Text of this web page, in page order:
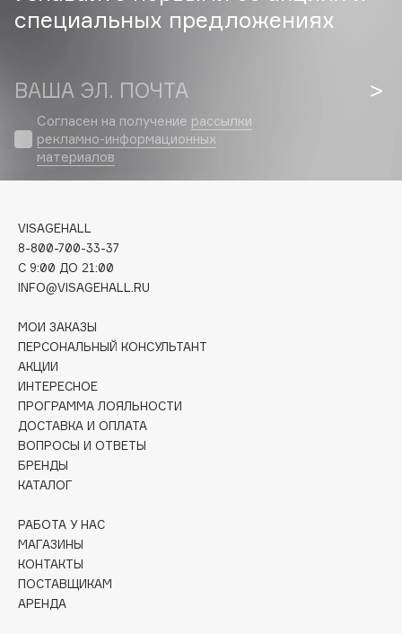
Cadence
Carbon Theory
Carolina Herrera
Catrice
Celimax
Chupa Chups
Clarins
Clinique
Clive Christian
Club De Nuit
Collagenina
Consly
Corimo
CosRX
Cunzite
Curaprox
специальных предложениях
ВАША ЭЛ. ПОЧТА
Согласен на получение рассылки
рекламно-информационных
материалов
VISAGEHALL
8-800-700-33-37
C 9:00 ДО 21:00
INFO@VISAGEHALL.RU
МОИ ЗАКАЗЫ
ПЕРСОНАЛЬНЫЙ КОНСУЛЬТАНТ
АКЦИИ
ИНТЕРЕСНОЕ
ПРОГРАММА ЛОЯЛЬНОСТИ
ДОСТАВКА И ОПЛАТА
ВОПРОСЫ И ОТВЕТЫ
БРЕНДЫ
КАТАЛОГ
РАБОТА У НАС
МАГАЗИНЫ
КОНТАКТЫ
ПОСТАВЩИКАМ
АРЕНДА